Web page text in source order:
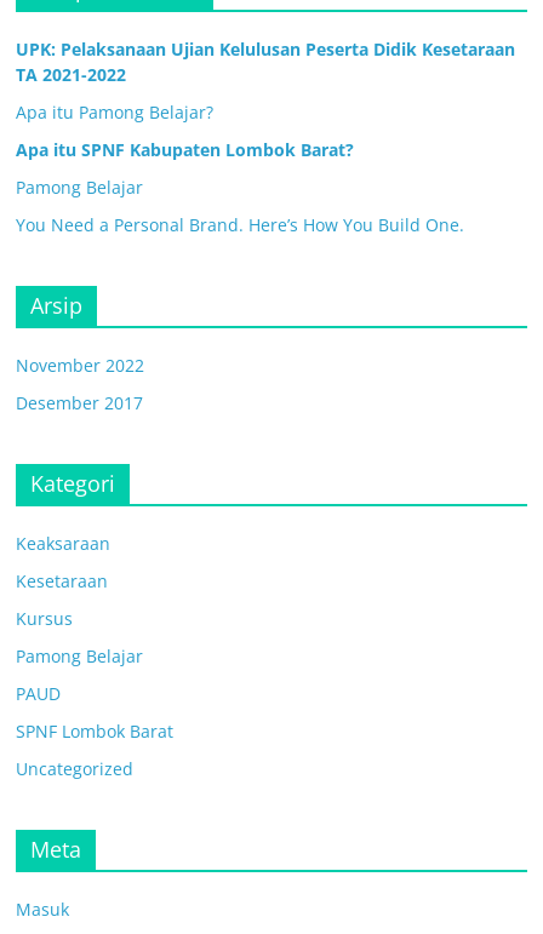
UPK: Pelaksanaan Ujian Kelulusan Peserta Didik Kesetaraan
TA 2021-2022
Apa itu Pamong Belajar?
Apa itu SPNF Kabupaten Lombok Barat?
Pamong Belajar
You Need a Personal Brand. Here’s How You Build One.
Arsip
November 2022
Desember 2017
Kategori
Keaksaraan
Kesetaraan
Kursus
Pamong Belajar
PAUD
SPNF Lombok Barat
Uncategorized
Meta
Masuk